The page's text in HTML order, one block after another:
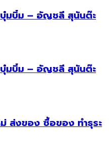
มบิ๋ม – อัญชลี สุนันต๊ะ
มบิ๋ม – อัญชลี สุนันต๊ะ
ม่ ส่งของ ซื้อของ ทำธุระ